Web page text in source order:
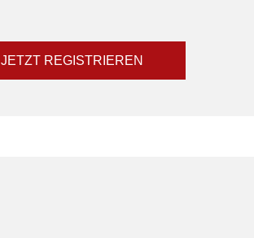
JETZT REGISTRIEREN